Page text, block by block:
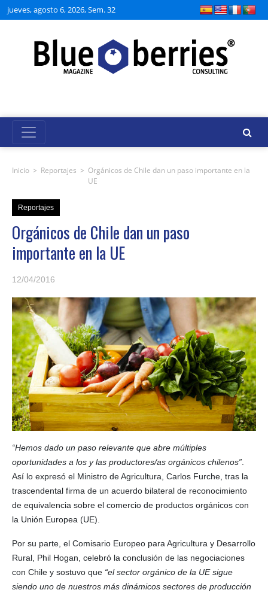
jueves, agosto 6, 2026, Sem. 32
Inicio > Reportajes > Orgánicos de Chile dan un paso importante en la
UE
Reportajes
Orgánicos de Chile dan un paso
importante en la UE
12/04/2016
“Hemos dado un paso relevante que abre múltiples
oportunidades a los y las productores/as orgánicos chilenos”
Así lo expresó el Ministro de Agricultura, Carlos Furche, tras la
trascendental firma de un acuerdo bilateral de reconocimiento
de equivalencia sobre el comercio de productos orgánicos con
la Unión Europea (UE).
Por su parte, el Comisario Europeo para Agricultura y Desarrollo
Rural, Phil Hogan, celebró la conclusión de las negociaciones
con Chile y sostuvo que “el sector orgánico de la UE sigue
siendo uno de nuestros más dinámicos sectores de producción